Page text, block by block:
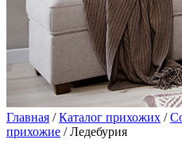
Главная /Каталог прихожих /
прихожие / Ледебурия